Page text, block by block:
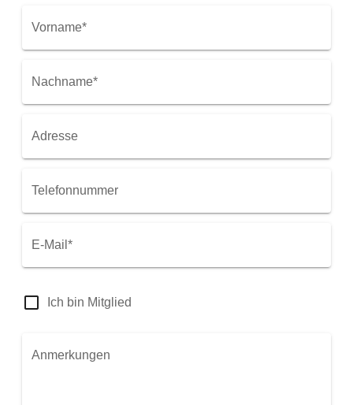
Vorname*
Nachname*
Adresse
Telefonnummer
E-Mail*
Ich bin Mitglied
Anmerkungen